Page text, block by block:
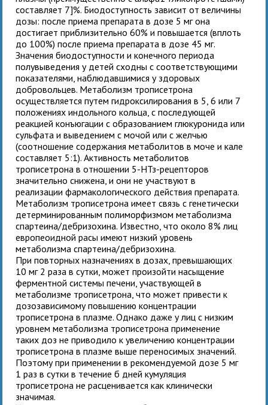
составляет 7]%. Биодоступность зависит от величины
дозы: после приема препарата в дозе 5 мг она
достигает приблизительно 60% и повышается (вплоть
до 100%) после приема препарата в дозе 45 мг.
Значения биодоступности и конечного периода
полувыведения у детей сходны с соответствующими
показателями, наблюдавшимися у здоровых
добровольцев. Метаболизм трописетрона
осуществляется путем гидроксилирования в 5, 6 или 7
положениях индольного кольца, с последующей
реакцией конъюгации с образованием глюкуронида или
сульфата и выведением с мочой или с желчью
(соотношение содержания метаболитов в моче и кале
составляет 5:1). Активность метаболитов
трописетрона в отношении 5-НТз-рецепторов
значительно снижена, и они не участвуют в
реализации фармакологического действия препарата.
Метаболизм трописетрона имеет связь с генетически
детерминированным полиморфизмом метаболизма
спартеина/дебризохина. Известно, что около 8% лиц
европеоидной расы имеют низкий уровень
метаболизма спартеина/дебризохина.
При повторных назначенияхв дозах, превышающих
10 мг 2 раза в сутки, может произойти насыщение
ферментной системы печени, участвующей в
метаболизме трописетрона, что может привести к
дозозависимому повышению концентрации
трописетрона в плазме. Однако даже у лиц с низким
уровнем метаболизма трописетрона применение
таких дозне приводило к увеличению концентрации
трописетрона в плазме выше переносимых значений.
Поэтому при применениив рекомендуемой дозе 5 мг
1 раз в сутки в течение б дней кумуляция
трописетрона не расценивается как клинически
значимая.